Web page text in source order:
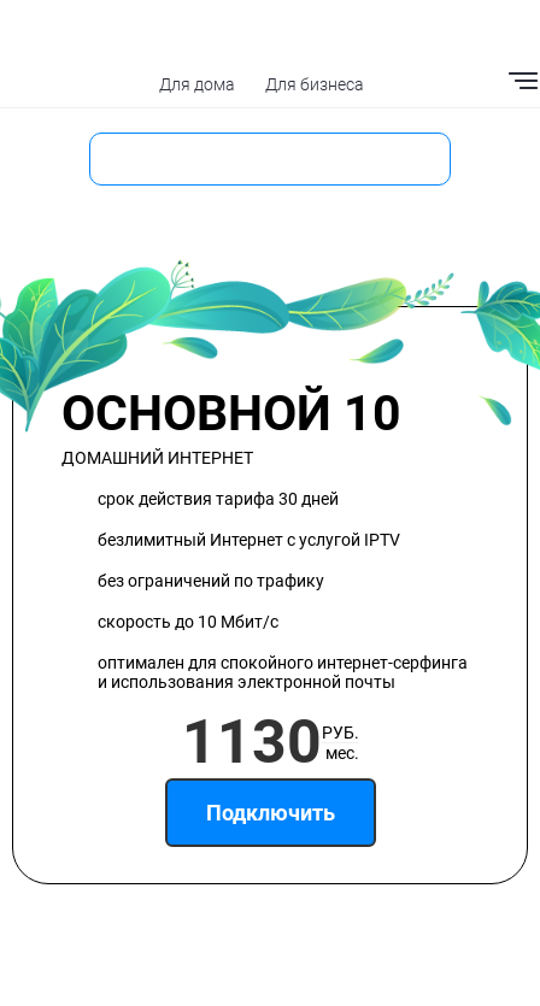
Для дома Для бизнеса
ОСНОВНОЙ 10
ДОМАШНИЙ ИНТЕРНЕТ
срок действия тарифа 30 дней
безлимитный Интернет с услугой IPTV
без ограничений по трафику
скорость до 10 Мбит/с
оптимален для спокойного интернет-серфинга
и использования электронной почты
1130РУБ.
мес.
Подключить